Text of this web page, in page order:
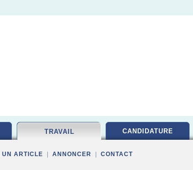
TRAVAIL CANDIDATURE
UN ARTICLE ANNONCER CONTACT